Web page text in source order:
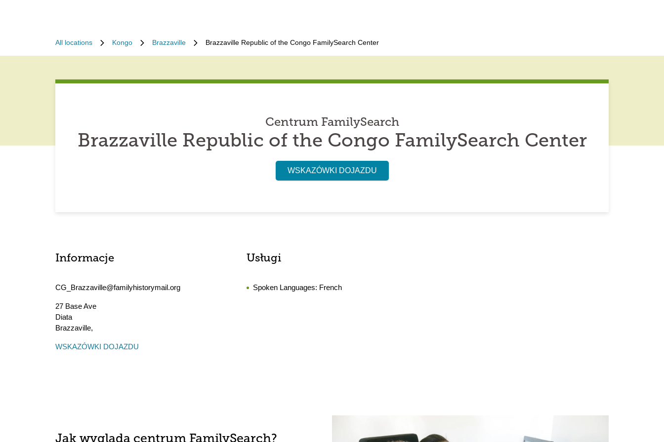
All locations Kongo Brazzaville Brazzaville Republic of the Congo FamilySearch Center
Centrum FamilySearch
Brazzaville Republic of the Congo FamilySearch Center
WSKAZÓWKI DOJAZDU
Informacje
CG_Brazzaville@familyhistorymail.org
27 Base Ave
Diata
Brazzaville,
WSKAZÓWKI DOJAZDU
Usługi
Spoken Languages: French
Jak wygląda centrum FamilySearch?